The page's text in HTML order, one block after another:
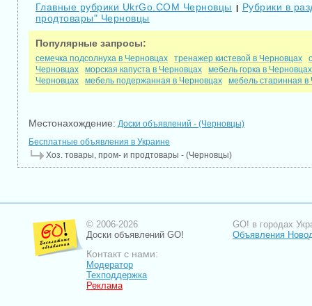
Главные рубрики UkrGo.COM Черновцы | Рубрики в
продтовары" Черновцы
Популярные запросы:
семечка подсолнуха в Черновцах тренажер кистевой в Черновцах
Черновцах
морская капуста в Черновцах
мебель горка в Черновцах
Черновцах
мебель подержанная в Черновцах мебель старинная в
Местонахождение: Доски объявлений - (Черновцы)
Бесплатные объявления в Украине
Хоз. товары, пром- и продтовары - (Черновцы)
© 2006-2026
Доски объявлений GO!
Контакт с нами:
Модератор
Техподдержка
Реклама
GO! в городах
Объявления